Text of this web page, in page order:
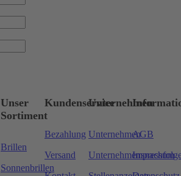
Unser
Sortiment
Brillen
Sonnenbrillen
Kundenservice
Bezahlung
Versand
Unternehmen
UnternehmenAGB
Impressum